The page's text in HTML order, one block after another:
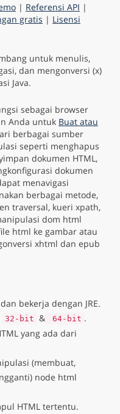
| Referensi API |
gratis | Lisensi
untuk menulis,
dan mengonversi (x)
Java.
sebagai browser
Anda untuk Buat atau
berbagai sumber
seperti menghapus
dokumen HTML,
dokumen
menavigasi
berbagai metode,
traversal, kueri xpath,
dom html
html ke gambar atau
xhtml dan epub
bekerja dengan JRE.
32-bit & 64-bit .
yang ada dari
(membuat,
node html
HTML tertentu.